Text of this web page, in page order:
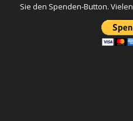
Sie den Spenden-Button.